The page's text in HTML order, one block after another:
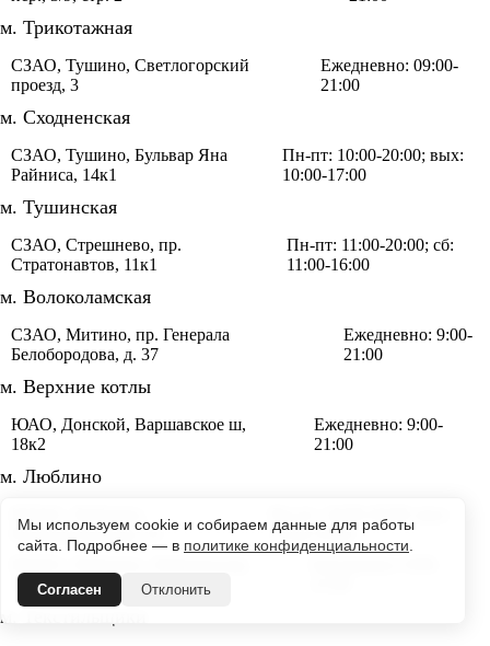
м. Трикотажная
СЗАО, Тушино, Светлогорский
проезд, 3
Ежедневно: 09:00-
21:00
м. Сходненская
СЗАО, Тушино, Бульвар Яна
Райниса, 14к1
Пн-пт: 10:00-20:00; вых:
10:00-17:00
м. Тушинская
СЗАО, Стрешнево, пр.
Стратонавтов, 11к1
Пн-пт: 11:00-20:00; сб:
11:00-16:00
м. Волоколамская
СЗАО, Митино, пр. Генерала
Белобородова, д. 37
Ежедневно: 9:00-
21:00
м. Верхние котлы
ЮАО, Донской, Варшавское ш,
18к2
Ежедневно: 9:00-
21:00
м. Люблино
Новороссийская, 19
12:00-19:00
113
м. Текстильщики
Мы используем cookie и собираем данные для работы
сайта. Подробнее — в политике конфиденциальности
Согласен Отклонить